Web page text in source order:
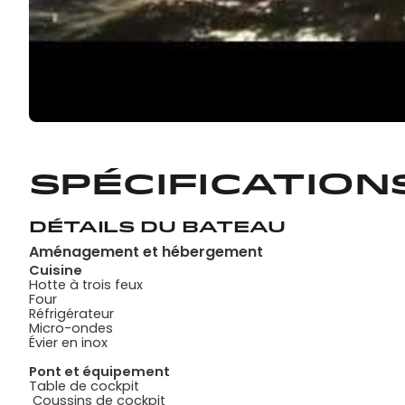
Détails du bateau
Aménagement et hébergement
Cuisine
Hotte à trois feux
Four
Réfrigérateur
Micro-ondes
Évier en inox
Pont et équipement
Table de cockpit
Coussins de cockpit